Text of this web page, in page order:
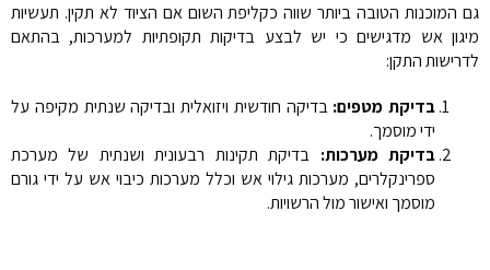
גם המוכנות הטובה ביותר שווה כקליפת השום אם הציוד לא תקין. תעשיות
מיגון אש מדגישים כי יש לבצע בדיקות תקופתיות למערכות, בהתאם
לדרישות התקן:
בדיקת מטפים: בדיקה חודשית ויזואלית ובדיקה שנתית מקיפה על
ידי מוסמך.
בדיקת מערכות: בדיקת תקינות רבעונית ושנתית של מערכת
ספרינקלרים, מערכות גילוי אש וכלל מערכות כיבוי אש על ידי גורם
מוסמך ואישור מול הרשויות.